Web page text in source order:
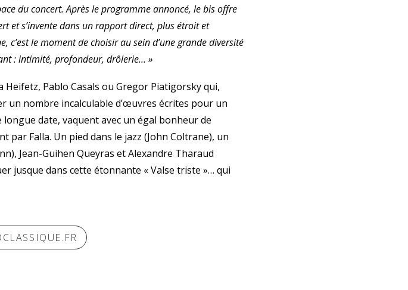
du concert. Après le programme annoncé, le bis offre
et s’invente dans un rapport direct, plus étroit et
c’est le moment de choisir au sein d’une grande diversité
: intimité, profondeur, drôlerie… »
Heifetz, Pablo Casals ou Gregor Piatigorsky qui,
un nombre incalculable d’œuvres écrites pour un
date, vaquent avec un égal bonheur de
par Falla. Un pied dans le jazz (John Coltrane), un
Jean-Guihen Queyras et Alexandre Tharaud
jusque dans cette étonnante « Valse triste »… qui